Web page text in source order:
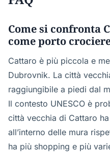
Come si confronta
come porto
Cattaro è più piccola e
Dubrovnik. La città
raggiungibile a piedi dal
Il contesto UNESCO è
città vecchia di Cattaro
all’interno delle mura
ha più shopping e più